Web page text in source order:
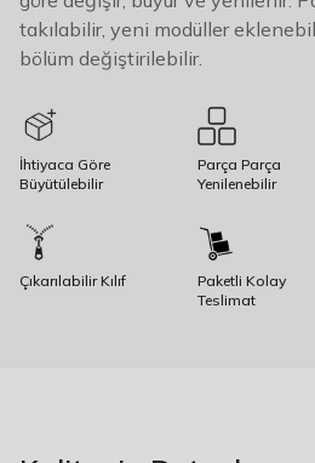
takılabilir, yeni modüller
bölüm değiştirilebilir.
İhtiyaca Göre
Büyütülebilir
Parça Parça
Yenilenebilir
Çıkarılabilir Kılıf
Paketli Kolay
Teslimat